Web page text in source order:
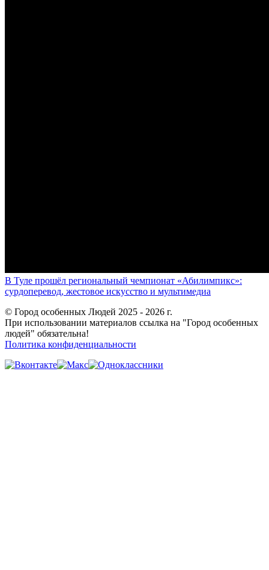
В Туле прошёл региональный чемпионат «Абилимпикс»:
сурдоперевод, жестовое искусство и мультимедиа
© Город особенных Людей 2025 - 2026 г.
При использовании материалов ссылка на "Город особенных
людей" обязательна!
Политика конфиденциальности